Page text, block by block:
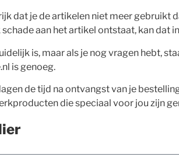
dat je de artikelen niet meer gebruikt
aan het artikel ontstaat, kan dat
is, maar als je nog vragen hebt,
is genoeg.
de tijd na ontvangst van je
die speciaal voor jou zijn